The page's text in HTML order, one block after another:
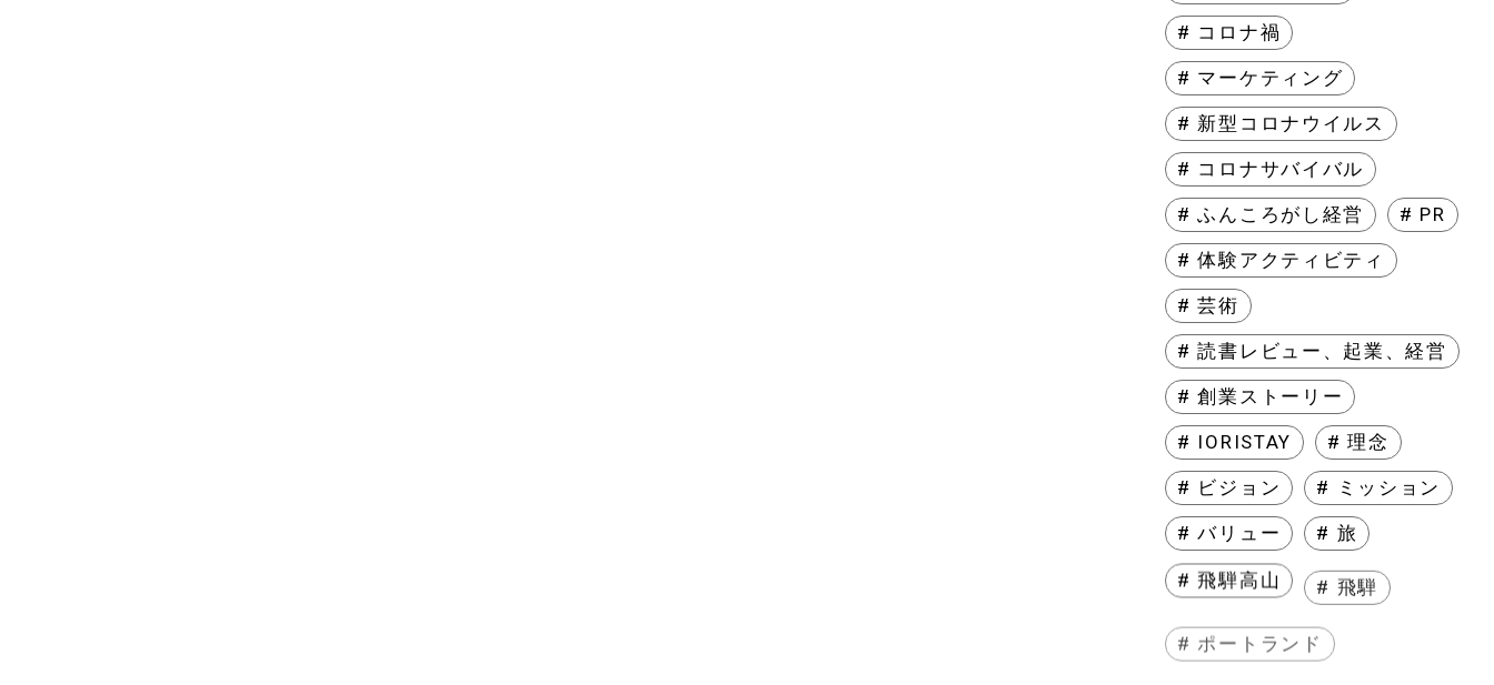
# コロナ禍
# マーケティング
# 新型コロナウイルス
# コロナサバイバル
# ふんころがし経営 # PR
# 体験アクティビティ
# 芸術
# 読書レビュー、起業、経営
# 創業ストーリー
# IORISTAY # 理念
# ビジョン # ミッション
# バリュー # 旅
# 飛騨高山 # 飛騨
# ポートランド